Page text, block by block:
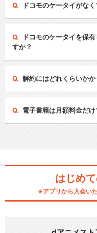
ドコモのケータイがな
ドコモのケータイを保
すか？
解約にはどれくらいかか
電子書籍は月額料金だ
はじめ
※アプリから入会い